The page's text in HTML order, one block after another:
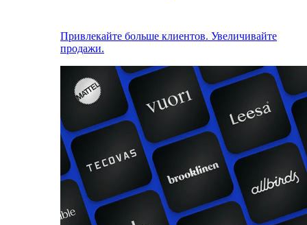
Привлекайте больше клиентов. Увеличивайте
продажи.